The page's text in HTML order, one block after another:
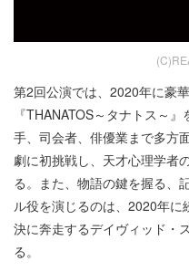
第2回公演では、2020年に豪
『THANATOS～タナトス～
手、司会者、俳優業まで多方
劇に初挑戦し、天才心理学者
る。また、物語の鍵を握る、
ル役を演じるのは、2020年
決に奔走するデイヴィッド・
る。